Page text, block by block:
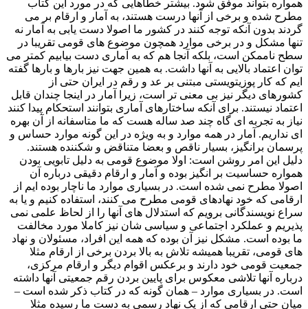
همواره بتواند موفق شود. بیشتر خطاهایی که در مورد این کتاب
مطرح شده و برخی از آنها درست هستند، به آمار و ارقام بر می
گردند بدون آنکه توجه کنند در کشور ما اصولا دست یابی به آمار نه
تنها مشکل و در برخی موارد همچون موضوع های قومی تقریبا در
سطح ناممکن است، بلکه آنجا هم که به آماری دست بیابیم کمتر می
توان اعتماد بالایی به آنها داشت. به همین جهت نیز بارها و بارها گفته
ایم که کار پوزیتویستی مبتنی بر عد و رقم در ایران حتی از
کشورهای دیگر نیز بی معنی تر است، زیرا آمار در اینجا چندان قابل
اعتماد نیستند. برای آنکه ساختارهای آماری بتوانند استحکام پیدا کنند
نیاز به تجربه ای گاه چند صد ساله هست که ما متاسفانه از آن بهره
ای نداریم. آمار در همه موارد و به ویژه در این گونه موارد حساس و
پرسمان برانگیز، بسیار ناقص و بعضا متناقض و شکننده هستند.
دلیل این امر روشن است: اولا موضوع قومی به دلیل تابویی بودن
همواره حساسیت بر انگیز بوده و آمار و ارقام دقیقی درباره آن
اصولا مطرح نمی شده است. در بسیاری موارد ما ناچار بوده ایم از
ارقامی که خود نهادهای قومی مطرح می کنند، استفاده کنیم و یا به
سراع نویسندگانی برویم که استدلال های آنها را از لحاظ علمی نمی
پذیریم و عملکرد اجتماعی و سیاسی شان نیز کاملا مورد مخالفت
ما بوده است. مشکل نیز آن بوده که همه این افراد، مسئولان و نهاد
های قومی، تقریبا همیشه تلاش به بالا بردن برخی از ارقام مثلا
جمعیت قومی خود دارند و برعکس اقوام دیگر و ارقام مرکزی،
درباره آنها تلاشی معکوس برای پایین بردن رقم جمعیتی آنها داشته
است. در بسیاری موارد – همان گونه که در کتاب ذکر شده است –
میان حتی ارقامی که از یک نهاد رسمی به دست ما رسیده مثلا